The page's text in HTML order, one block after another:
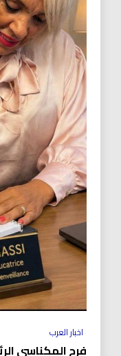
اخبار العرب
فرح المكناسي